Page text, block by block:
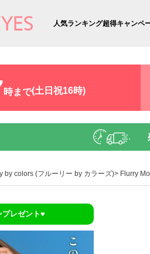
人気ランキング超得キャンペ
時まで(土日祝16時)
by colors (フルーリー by カラーズ) Flurry
プレゼント♥